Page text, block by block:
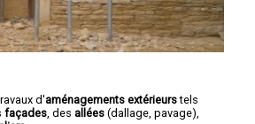
d'aménagements extérieurstels
façades , des allées (dallage, pavage),